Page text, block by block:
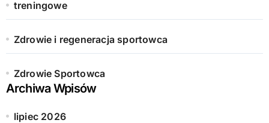
treningowe
Zdrowie i regeneracja sportowca
Zdrowie Sportowca
Archiwa Wpisów
lipiec 2026